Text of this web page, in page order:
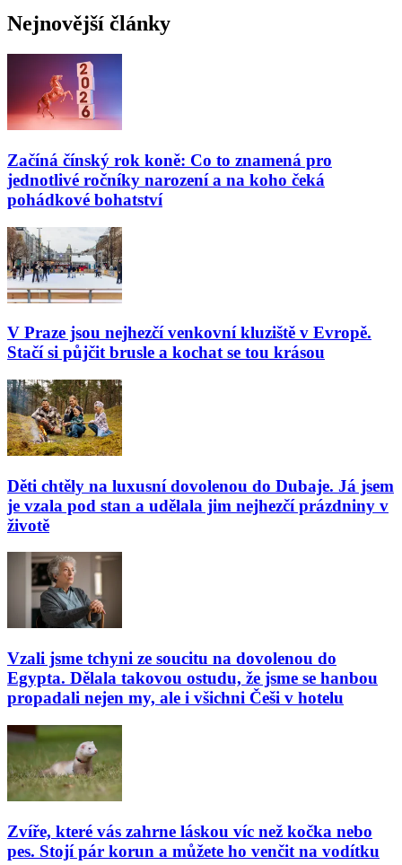
Nejnovější články
Začíná čínský rok koně: Co to znamená pro
jednotlivé ročníky narození a na koho čeká
pohádkové bohatství
V Praze jsou nejhezčí venkovní kluziště v Evropě.
Stačí si půjčit brusle a kochat se tou krásou
Děti chtěly na luxusní dovolenou do Dubaje. Já jsem
je vzala pod stan a udělala jim nejhezčí prázdniny v
životě
Vzali jsme tchyni ze soucitu na dovolenou do
Egypta. Dělala takovou ostudu, že jsme se hanbou
propadali nejen my, ale i všichni Češi v hotelu
Zvíře, které vás zahrne láskou víc než kočka nebo
pes. Stojí pár korun a můžete ho venčit na vodítku